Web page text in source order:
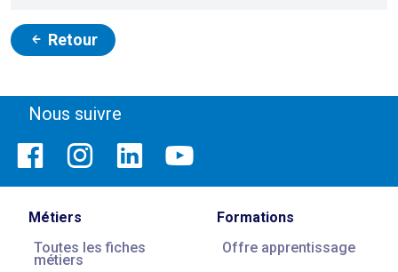
Retour
Nous suivre
Métiers
Toutes les fiches
métiers
Formations
Offre apprentissage